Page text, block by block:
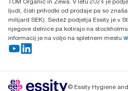
ljudi, čisti prihodki od prodaje pa so
milijard SEK). Sedež podjetja Essity je v
njegove delnice pa kotirajo na
informacij je na voljo na spletnem mestu
© Essity Hygiene